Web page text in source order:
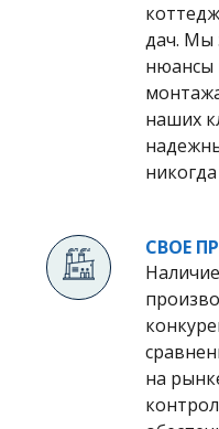
дач. Мы
нюансы
наших
СВОЕ
на